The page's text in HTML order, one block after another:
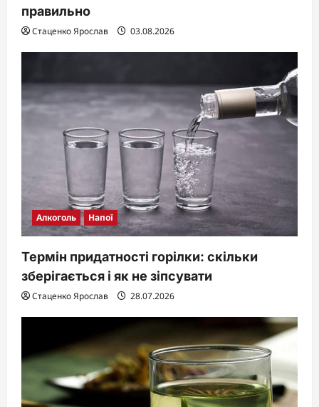
правильно
Стаценко Ярослав 03.08.2026
Алкоголь Напої
Термін придатності горілки: скільки
зберігається і як не зіпсувати
Стаценко Ярослав 28.07.2026